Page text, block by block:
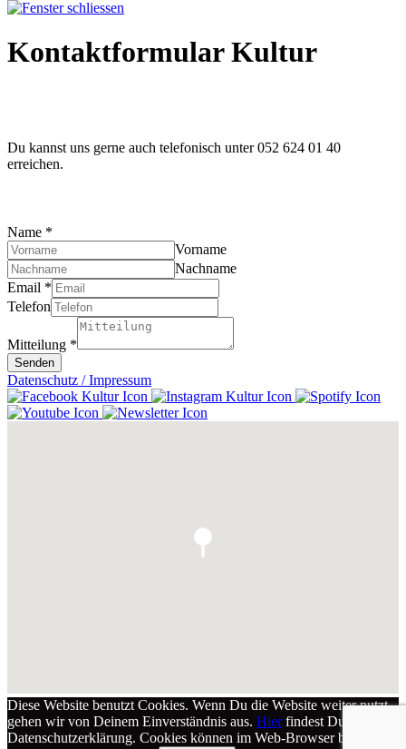
Kontaktformular Kultur
Du kannst uns gerne auch telefonisch unter 052 624 01 40
erreichen.
Name *
Vorname
Nachname
Email *
Telefon
Mitteilung *
Senden
Datenschutz / Impressum
Diese Website benutzt Cookies. Wenn Du die Website weiter nutzt,
gehen wir von Deinem Einverständnis aus. Hierfindest Du unsere
Datenschutzerklärung. Cookies können im Web-Browser blockiert